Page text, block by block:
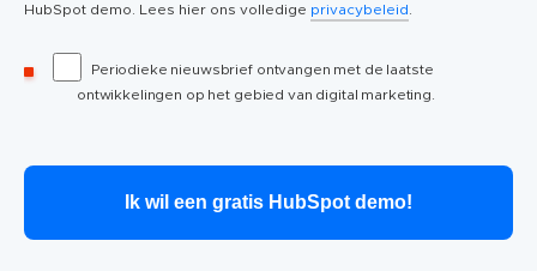
HubSpot demo. Lees hier ons volledige privacybeleid
Periodieke nieuwsbrief ontvangen met de laatste
ontwikkelingen op het gebied van digital marketing.